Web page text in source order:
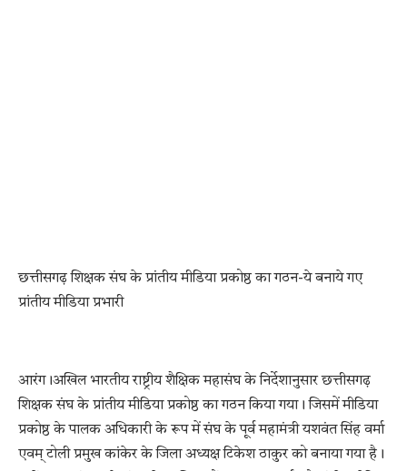
छत्तीसगढ़ शिक्षक संघ के प्रांतीय मीडिया प्रकोष्ठ का गठन-ये बनाये गए
प्रांतीय मीडिया प्रभारी
आरंग।अखिल भारतीय राष्ट्रीय शैक्षिक महासंघ के निर्देशानुसार छत्तीसगढ़
शिक्षक संघ के प्रांतीय मीडिया प्रकोष्ठ का गठन किया गया। जिसमें मीडिया
प्रकोष्ठ के पालक अधिकारी के रूप में संघ के पूर्व महामंत्री यशवंत सिंह वर्मा
एवम् टोली प्रमुख कांकेर के जिला अध्यक्ष टिकेश ठाकुर को बनाया गया है।